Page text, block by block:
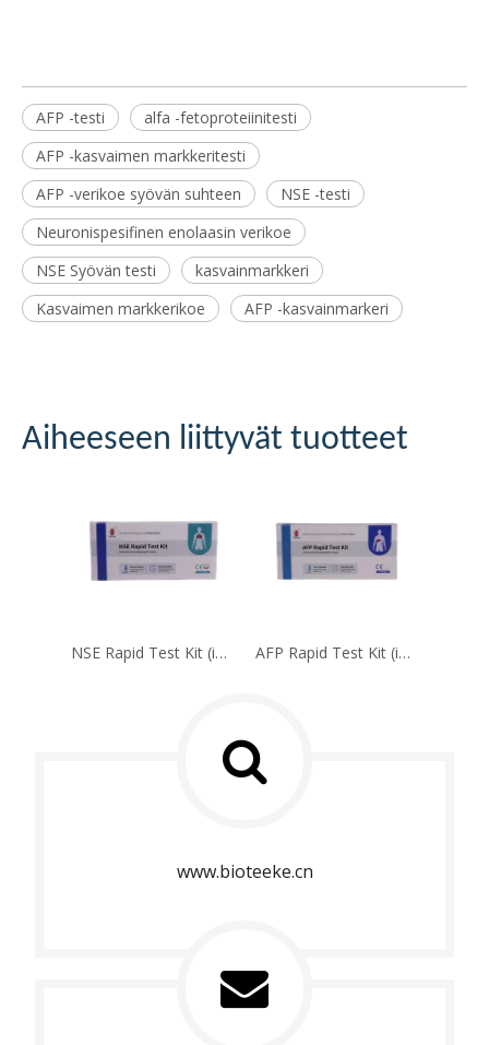
AFP -testi
alfa -fetoproteiinitesti
AFP -kasvaimen markkeritesti
AFP -verikoe syövän suhteen
NSE -testi
Neuronispesifinen enolaasin verikoe
NSE Syövän testi
kasvainmarkkeri
Kasvaimen markkerikoe
AFP -kasvainmarkeri
Aiheeseen liittyvät tuotteet
NSE Rapid Test Kit (immunokromatografinen määritys) AFP Rapid Test Kit (immunokromatografinen määritys)
www.bioteeke.cn